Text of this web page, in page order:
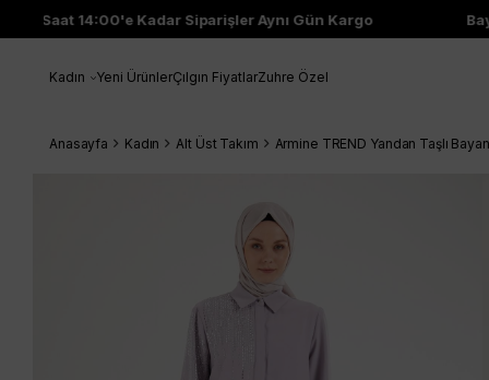
Saat 14:00'e Kadar Siparişler Aynı Gün Kargo Bayi
Kadın Yeni ÜrünlerÇılgın FiyatlarZuhre Özel
Anasayfa Kadın Alt Üst Takım Armine TREND Yandan Taşlı